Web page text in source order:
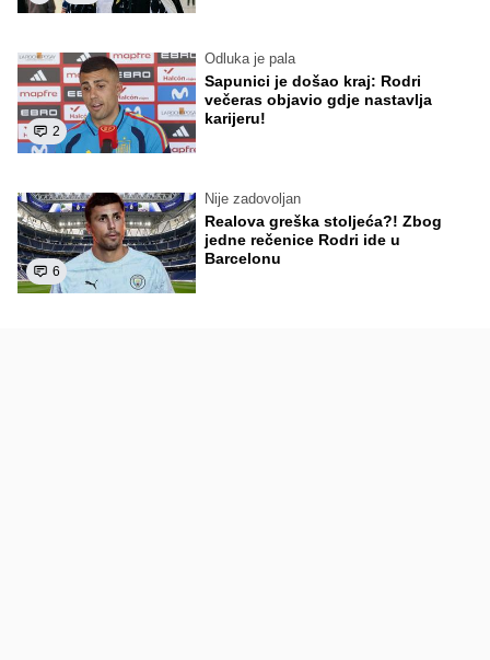
2
Odluka je pala
Sapunici je došao kraj: Rodri
večeras objavio gdje nastavlja
karijeru!
6
Nije zadovoljan
Realova greška stoljeća?! Zbog
jedne rečenice Rodri ide u
Barcelonu